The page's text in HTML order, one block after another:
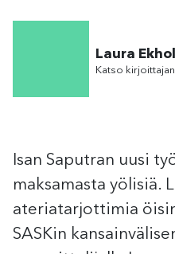
Laura
Katso
Isan Saputran uusi
maksamasta yölisiä.
ateriatarjottimia
SASKin